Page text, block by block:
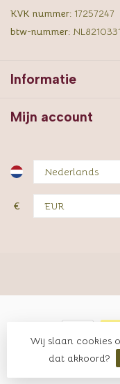
KVK nummer: 17257247
btw-nummer:
Informatie
Mijn account
€
©
Wij slaan cookies
dat akkoord?